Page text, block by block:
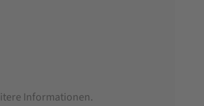
Informationen.